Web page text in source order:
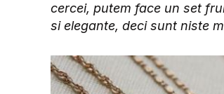
cercei, putem face un set
si elegante, deci sunt niste